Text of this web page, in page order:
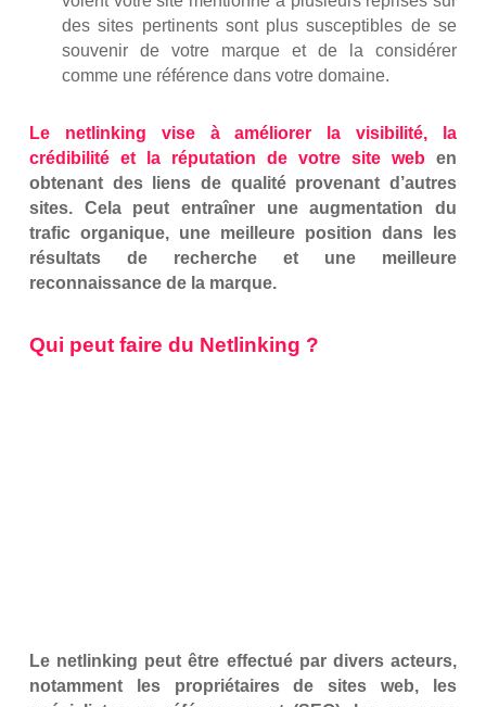
des sites pertinents sont plus susceptibles de se
souvenir de votre marque et de la considérer
comme une référence dans votre domaine.
Le netlinking vise à améliorer la visibilité, la
crédibilité et la réputation de votre site web en
obtenant des liens de qualité provenant d’autres
sites. Cela peut entraîner une augmentation du
trafic organique, une meilleure position dans les
résultats de recherche et une meilleure
reconnaissance de la marque.
Qui peut faire du Netlinking ?
Le netlinking peut être effectué par divers acteurs,
notamment les propriétaires de sites web, les